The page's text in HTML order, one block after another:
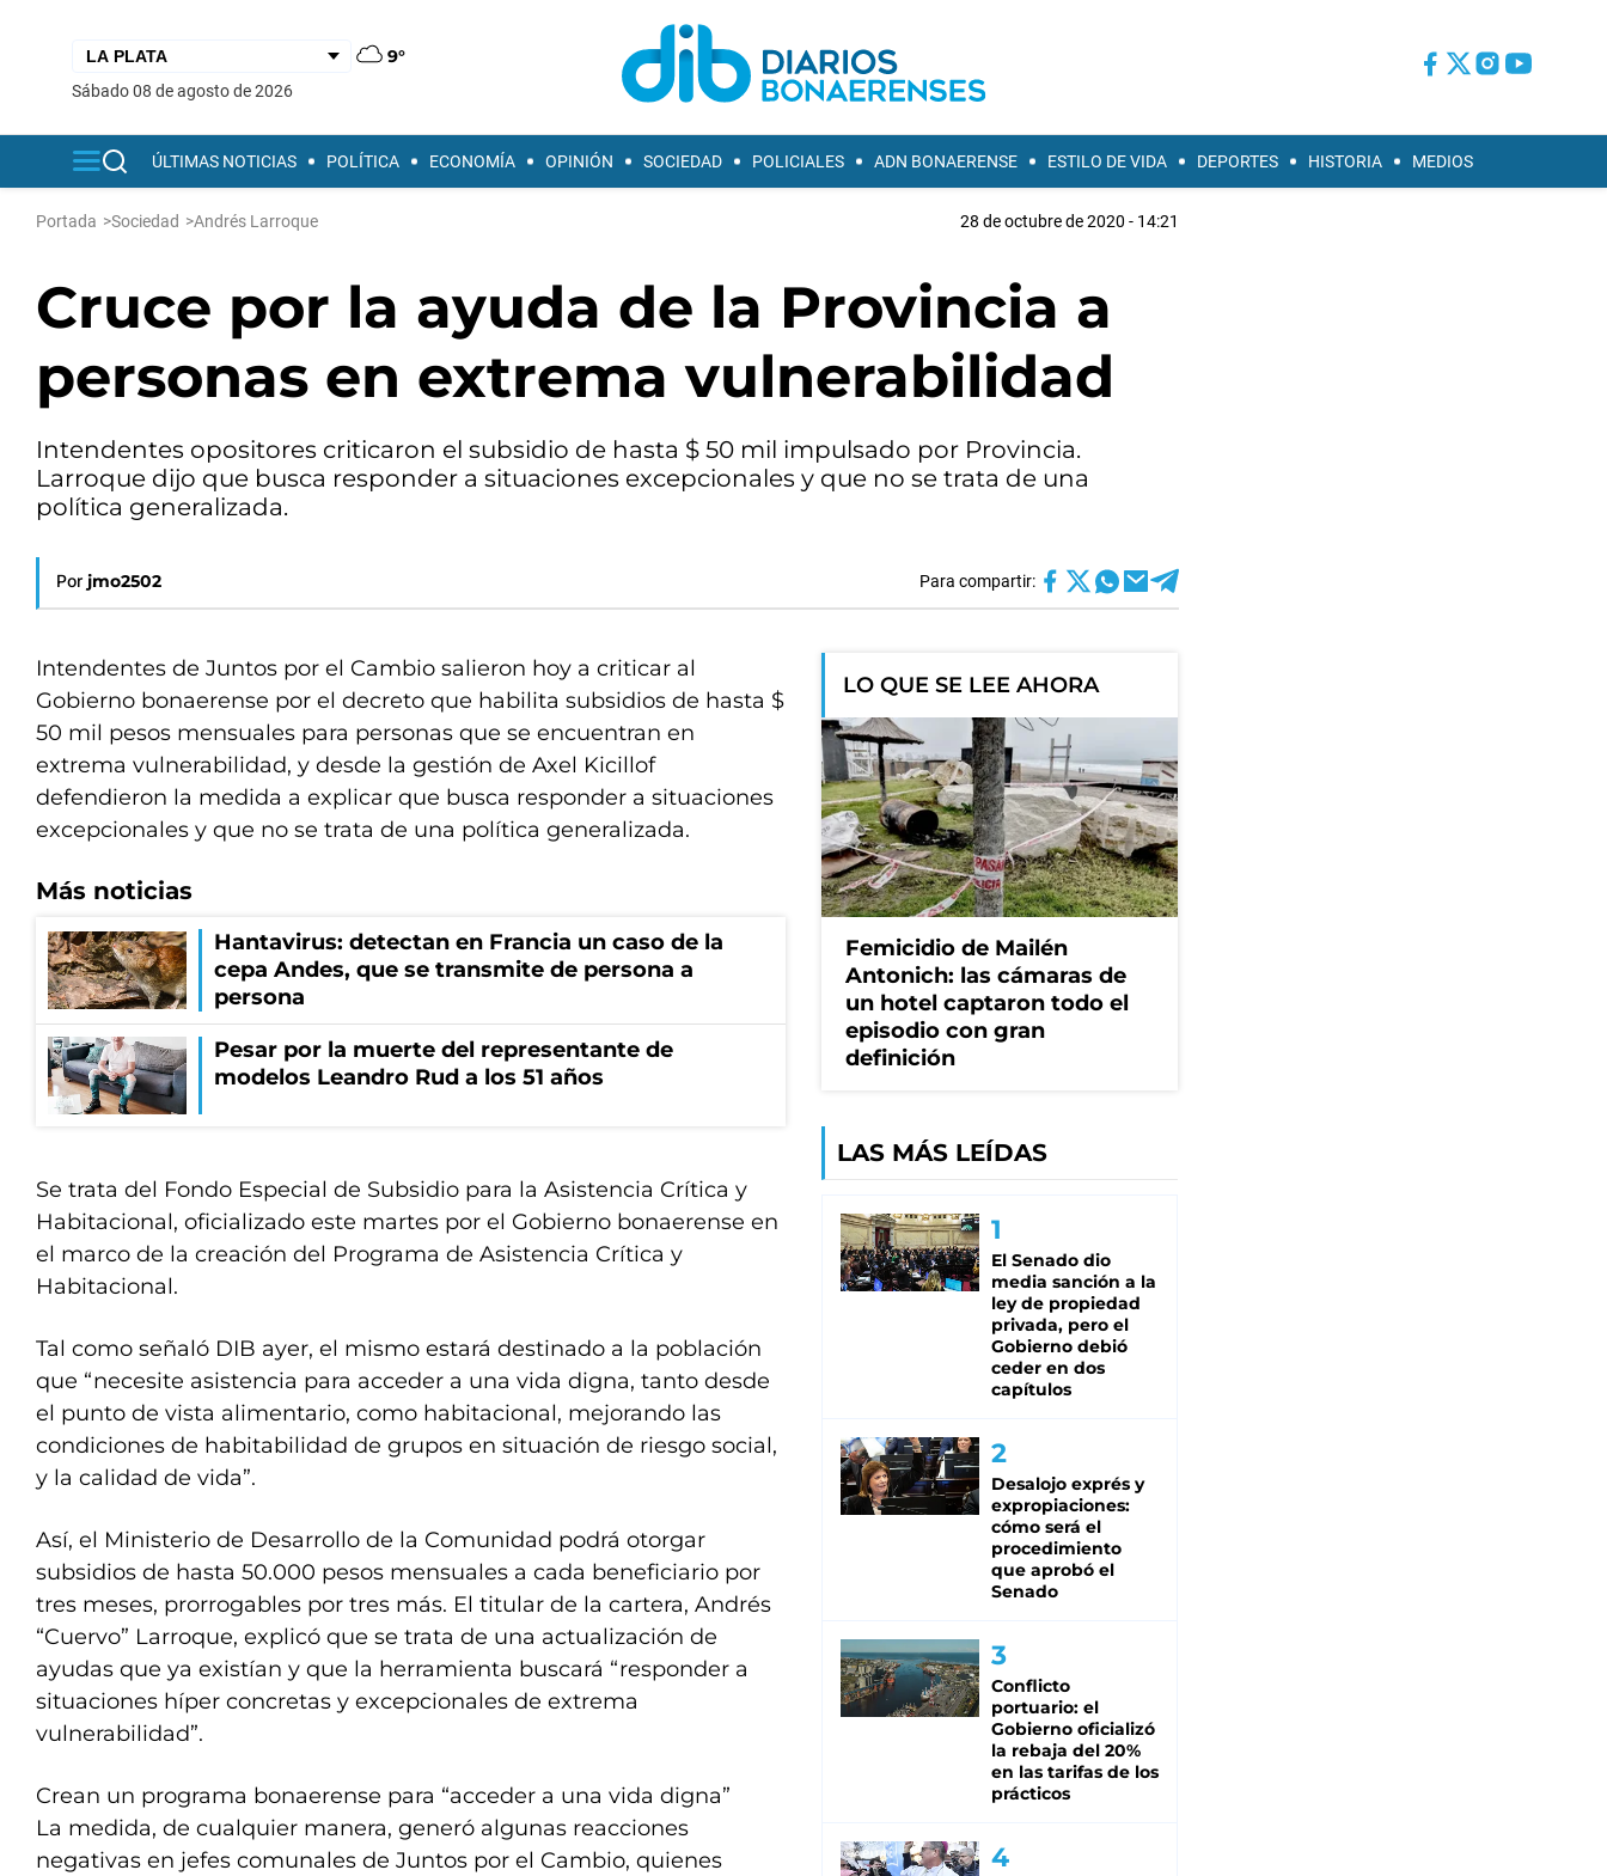
9°
sábado 08 de agosto de 2026
ÚLTIMAS NOTICIAS POLÍTICA ECONOMÍA OPINIÓN SOCIEDAD POLICIALES ADN BONAERENSE ESTILO DE VIDA DEPORTES HISTORIA MEDIOS
Portada >Sociedad >Andrés Larroque 28 de octubre de 2020 - 14:21
Cruce por la ayuda de la Provincia a
personas en extrema vulnerabilidad
Intendentes opositores criticaron el subsidio de hasta $ 50 mil impulsado por Provincia.
Larroque dijo que busca responder a situaciones excepcionales y que no se trata de una
política generalizada.
Por jmo2502 Para compartir:
Intendentes de Juntos por el Cambio salieron hoy a criticar al
Gobierno bonaerense por el decreto que habilita subsidios de hasta $
50 mil pesos mensuales para personas que se encuentran en
extrema vulnerabilidad, y desde la gestión de Axel Kicillof
defendieron la medida a explicar que busca responder a situaciones
excepcionales y que no se trata de una política generalizada.
Más noticias
Hantavirus: detectan en Francia un caso de la
cepa Andes, que se transmite de persona a
persona
Pesar por la muerte del representante de
modelos Leandro Rud a los 51 años
Se trata del Fondo Especial de Subsidio para la Asistencia Crítica y
Habitacional, oficializado este martes por el Gobierno bonaerense en
el marco de la creación del Programa de Asistencia Crítica y
Habitacional.
Tal como señaló DIB ayer, el mismo estará destinado a la población
que “necesite asistencia para acceder a una vida digna, tanto desde
el punto de vista alimentario, como habitacional, mejorando las
condiciones de habitabilidad de grupos en situación de riesgo social,
y la calidad de vida”.
Así, el Ministerio de Desarrollo de la Comunidad podrá otorgar
subsidios de hasta 50.000 pesos mensuales a cada beneficiario por
tres meses, prorrogables por tres más. El titular de la cartera, Andrés
“Cuervo” Larroque, explicó que se trata de una actualización de
ayudas que ya existían y que la herramienta buscará “responder a
situaciones híper concretas y excepcionales de extrema
vulnerabilidad”.
Crean un programa bonaerense para “acceder a una vida digna”
La medida, de cualquier manera, generó algunas reacciones
negativas en jefes comunales de Juntos por el Cambio, quienes
LO QUE SE LEE AHORA
Femicidio de Mailén
Antonich: las cámaras de
un hotel captaron todo el
episodio con gran
definición
LAS MÁS LEÍDAS
El Senado dio
media sanción a la
ley de propiedad
privada, pero el
Gobierno debió
ceder en dos
capítulos
Desalojo exprés y
expropiaciones:
cómo será el
procedimiento
que aprobó el
Senado
Conflicto
portuario: el
Gobierno oficializó
la rebaja del 20%
en las tarifas de los
prácticos